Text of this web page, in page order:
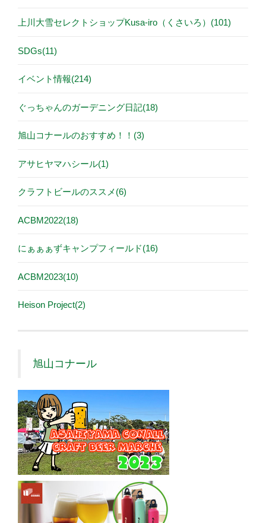
上川大雪セレクトショップKusa-iro（くさいろ）(101)
SDGs(11)
イベント情報(214)
ぐっちゃんのガーデニング日記(18)
旭山コナールのおすすめ！！(3)
アサヒヤマハシール(1)
クラフトビールのススメ(6)
ACBM2022(18)
にぁぁぁずキャンプフィールド(16)
ACBM2023(10)
Heison Project(2)
旭山コナール